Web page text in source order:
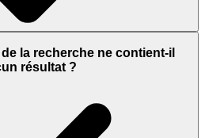
la recherche ne contient-il
résultat ?